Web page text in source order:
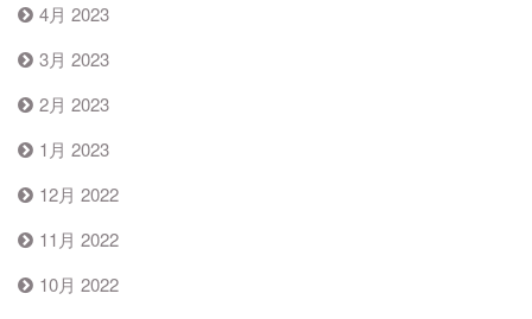
4月 2023
3月 2023
2月 2023
1月 2023
12月 2022
11月 2022
10月 2022